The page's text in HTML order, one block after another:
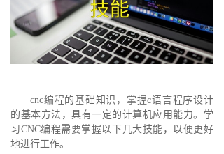
cnc编程的基础知识，掌握c语言程序设计
的基本方法，具有一定的计算机应用能力。学
习CNC编程需要掌握以下几大技能，以便更好
地进行工作。